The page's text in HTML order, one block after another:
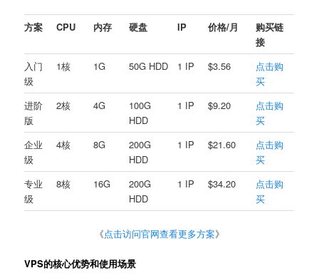
方案 CPU 内存 硬盘 IP 价格/月
购买链
接
入门
级
1核 1G 50G HDD 1 IP $3.56
点击购
买
进阶
版
2核 4G
100G
HDD
1 IP $9.20
点击购
买
企业
级
4核 8G
200G
HDD
1 IP $21.60
点击购
买
专业
级
8核 16G
200G
HDD
1 IP $34.20
点击购
买
《点击访问官网查看更多方案》
VPS的核心优势和使用场景